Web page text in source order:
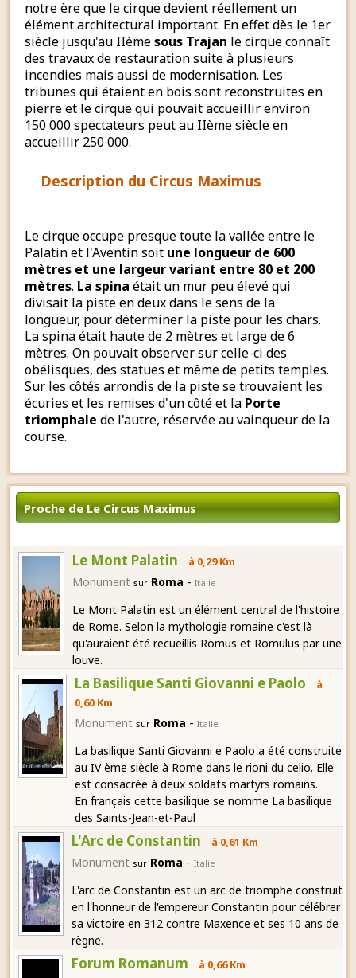
notre ère que le cirque devient réellement un
élément architectural important. En effet dès le 1er
siècle jusqu'au IIèmesous Trajan le cirque connaît
des travaux de restauration suite à plusieurs
incendies mais aussi de modernisation. Les
tribunes qui étaient en bois sont reconstruites en
pierre et le cirque qui pouvait accueillir environ
150 000 spectateurs peut au IIème siècle en
accueillir 250 000.
Description du Circus Maximus
Le cirque occupe presque toute la vallée entre le
Palatin et l'Aventin soit une longueur de 600
mètres et une largeur variant entre 80 et 200
mètres. La spina était un mur peu élevé qui
divisait la piste en deux dans le sens de la
longueur, pour déterminer la piste pour les chars.
La spina était haute de 2 mètres et large de 6
mètres. On pouvait observer sur celle-ci des
obélisques, des statues et même de petits temples.
Sur les côtés arrondis de la piste se trouvaient les
écuries et les remises d'un côté et la Porte
triomphale de l'autre, réservée au vainqueur de la
course.
Proche de Le Circus Maximus
Le Mont Palatin à 0,29 Km
Monument sur Roma -Italie
Le Mont Palatin est un élément central de l'histoire
de Rome. Selon la mythologie romaine c'est là
qu'auraient été recueillis Romus et Romulus par une
louve.
La Basilique Santi Giovanni e Paolo
à
0,60 Km
Monument sur Roma - Italie
La basilique Santi Giovanni e Paolo a été construite
au IV ème siècle à Rome dans le rioni du celio. Elle
est consacrée à deux soldats martyrs romains.
En français cette basilique se nomme La basilique
des Saints-Jean-et-Paul
L'Arc de Constantin à 0,61 Km
Monument sur Roma - Italie
L'arc de Constantin est un arc de triomphe construit
en l'honneur de l'empereur Constantin pour célébrer
sa victoire en 312 contre Maxence et ses 10 ans de
règne.
Forum Romanum à 0,66 Km